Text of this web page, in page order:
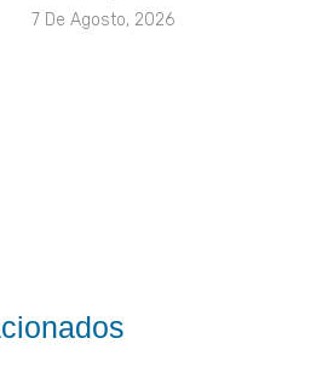
7 De Agosto, 2026